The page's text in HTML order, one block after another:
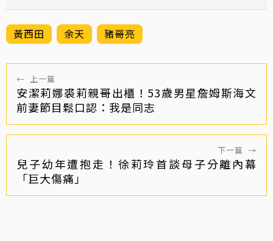
黃西田 余天 豬哥亮
← 上一篇
安潔莉娜裘莉親哥出櫃！53歲男星詹姆斯海文
前妻節目鬆口認：我是同志
下一篇 →
兒子幼年遭抱走！徐莉玲首談母子分離內幕
「巨大傷痛」